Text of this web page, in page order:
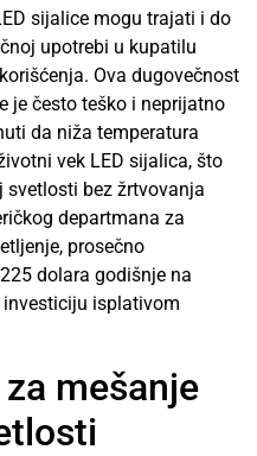
sijalice mogu trajati i do
upotrebi u kupatilu
Ova dugovečnost
je često teško i neprijatno
da niža temperatura
vek LED sijalica, što
bez žrtvovanja
departmana za
prosečno
dolara godišnje na
isplativom
mešanje